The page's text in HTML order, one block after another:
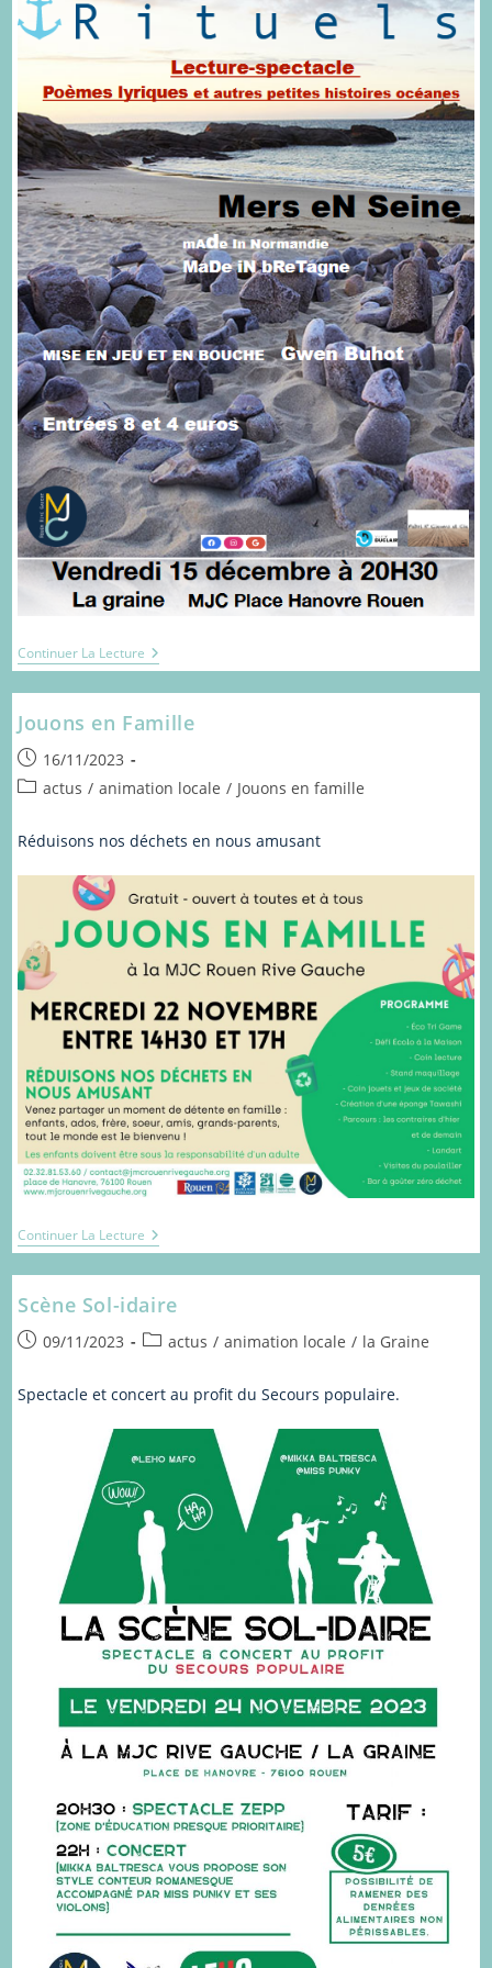
Continuer La Lecture Rituels
Jouons en Famille
Publication
publiée :
16/11/2023
Postactus / animation locale / Jouons en famille
Réduisons nos déchets en nous amusant
Continuer La Lecture Jouons
En
Famille
Scène Sol-idaire
Publication
09/11/2023
Postactus / animation locale / la Graine
Spectacle et concert au profit du Secours populaire.